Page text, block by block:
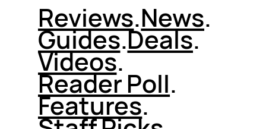
Reviews.News.
Guides.Deals.
Videos.
Reader Poll.
Features.